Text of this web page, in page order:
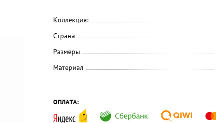
Коллекция:
Страна
Размеры
Материал
ОПЛАТА: